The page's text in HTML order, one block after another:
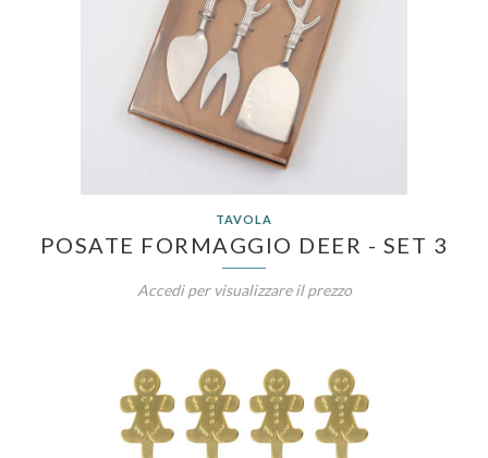
TAVOLA
POSATE FORMAGGIO DEER - SET 3
Accedi per visualizzare il prezzo